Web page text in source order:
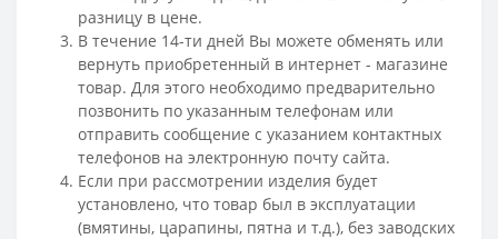
разницу в цене.
В течение 14-ти дней Вы можете обменять или
вернуть приобретенный в интернет - магазине
товар. Для этого необходимо предварительно
позвонить по указанным телефонам или
отправить сообщение с указанием контактных
телефонов на электронную почту сайта.
Если при рассмотрении изделия будет
установлено, что товар был в эксплуатации
(вмятины, царапины, пятна и т.д.), без заводских